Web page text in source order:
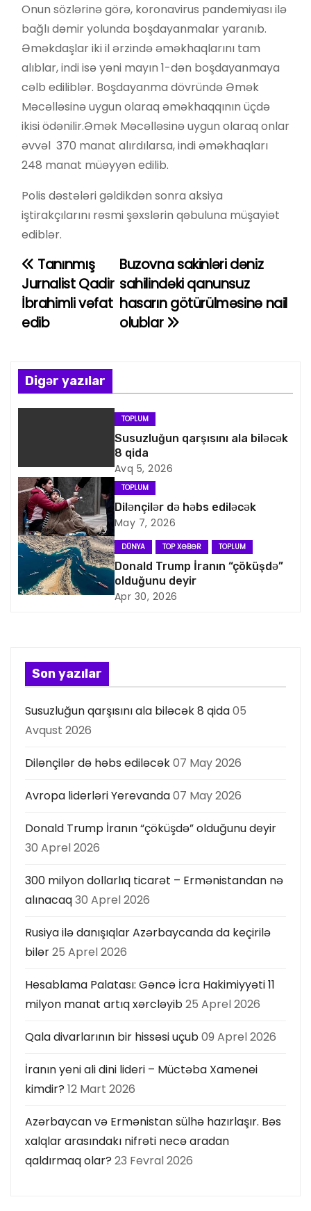
Onun sözlərinə görə, koronavirus pandemiyası ilə
bağlı dəmir yolunda boşdayanmalar yaranıb.
Əməkdaşlar iki il ərzində əməkhaqlarını tam
alıblar, indi isə yəni mayın 1-dən boşdayanmaya
cəlb ediliblər. Boşdayanma dövründə Əmək
Məcəlləsinə uygun olaraq əməkhaqqının üçdə
ikisi ödənilir.Əmək Məcəlləsinə uygun olaraq onlar
əvvəl 370 manat alırdılarsa, indi əməkhaqları
248 manat müəyyən edilib.
Polis dəstələri gəldikdən sonra aksiya
iştirakçılarını rəsmi şəxslərin qəbuluna müşayiət
ediblər.
Y
a
z
n
a
i
q
a
s
i
s
ı
Buzovna sakinləri dəniz
sahilindəki qanunsuz
hasarın götürülməsinə nail
olublar
Tanınmış
Jurnalist Qadir
İbrahimli vəfat
edib
Digər yazılar
TOPLUM
Susuzluğun qarşısını ala biləcək
8 qida
Avq 5, 2026
TOPLUM
Dilənçilər də həbs ediləcək
May 7, 2026
DÜNYA TOP XƏBƏR TOPLUM
Donald Trump İranın “çöküşdə”
olduğunu deyir
Apr 30, 2026
Son yazılar
Susuzluğun qarşısını ala biləcək 8 qida05
Avqust 2026
Dilənçilər də həbs ediləcək07 May 2026
Avropa liderləri Yerevanda07 May 2026
Donald Trump İranın “çöküşdə” olduğunu deyir
30 Aprel 2026
300 milyon dollarlıq ticarət – Ermənistandan nə
alınacaq30 Aprel 2026
Rusiya ilə danışıqlar Azərbaycanda da keçirilə
bilər25 Aprel 2026
Hesablama Palatası: Gəncə İcra Hakimiyyəti 11
milyon manat artıq xərcləyib25 Aprel 2026
Qala divarlarının bir hissəsi uçub09 Aprel 2026
İranın yeni ali dini lideri – Müctəba Xamenei
kimdir? 12 Mart 2026
Azərbaycan və Ermənistan sülhə hazırlaşır. Bəs
xalqlar arasındakı nifrəti necə aradan
qaldırmaq olar? 23 Fevral 2026